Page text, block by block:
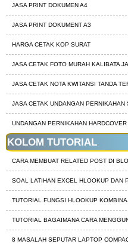
JASA PRINT DOKUMEN A4
JASA PRINT DOKUMENT A3
HARGA CETAK KOP SURAT
JASA CETAK FOTO MURAH KALIBATA
JASA CETAK NOTA KWITANSI TANDA
JASA CETAK UNDANGAN PERNIKAHAN
UNDANGAN PERNIKAHAN HARDCOVER
KOLOM TUTORIAL
CARA MEMBUAT RELATED POST DI
SOAL LATIHAN EXCEL HLOOKUP DAN
TUTORIAL FUNGSI HLOOKUP
TUTORIAL BAGAIMANA CARA
8 MASALAH SEPUTAR LAPTOP